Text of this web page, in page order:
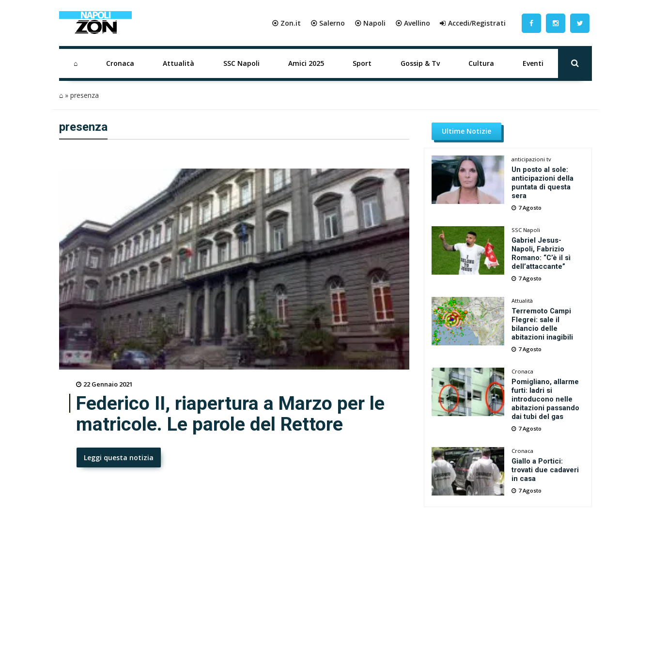
⦿ Zon.it ⦿ Salerno ⦿ Napoli ⦿ Avellino Accedi/Registrati
⌂ Cronaca Attualità SSC Napoli Amici 2025 Sport Gossip & Tv Cultura Eventi
⌂ » presenza
presenza
22 Gennaio 2021
Federico II, riapertura a Marzo per le
matricole. Le parole del Rettore
Leggi questa notizia
Ultime Notizie
anticipazioni tv
Un posto al sole:
anticipazioni della
puntata di questa
sera
7 Agosto
SSC Napoli
Gabriel Jesus-
Napoli, Fabrizio
Romano: “C’è il sì
dell’attaccante”
7 Agosto
Attualità
Terremoto Campi
Flegrei: sale il
bilancio delle
abitazioni inagibili
7 Agosto
Cronaca
Pomigliano, allarme
furti: ladri si
introducono nelle
abitazioni passando
dai tubi del gas
7 Agosto
Cronaca
Giallo a Portici:
trovati due cadaveri
in casa
7 Agosto